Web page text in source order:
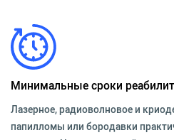
Минимальные сроки
Лазерное, радиоволновое и
папилломы или бородавки